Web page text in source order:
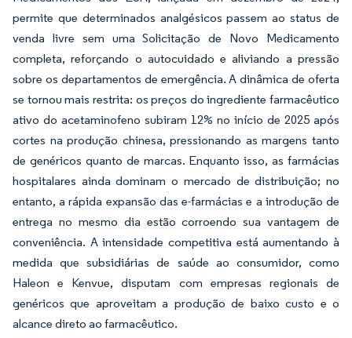
permite que determinados analgésicos passem ao status de
venda livre sem uma Solicitação de Novo Medicamento
completa, reforçando o autocuidado e aliviando a pressão
sobre os departamentos de emergência. A dinâmica de oferta
se tornou mais restrita: os preços do ingrediente farmacêutico
ativo do acetaminofeno subiram 12% no início de 2025 após
cortes na produção chinesa, pressionando as margens tanto
de genéricos quanto de marcas. Enquanto isso, as farmácias
hospitalares ainda dominam o mercado de distribuição; no
entanto, a rápida expansão das e-farmácias e a introdução de
entrega no mesmo dia estão corroendo sua vantagem de
conveniência. A intensidade competitiva está aumentando à
medida que subsidiárias de saúde ao consumidor, como
Haleon e Kenvue, disputam com empresas regionais de
genéricos que aproveitam a produção de baixo custo e o
alcance direto ao farmacêutico.